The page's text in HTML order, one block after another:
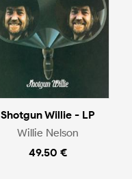
Shotgun Willie - LP
Willie Nelson
49.50 €